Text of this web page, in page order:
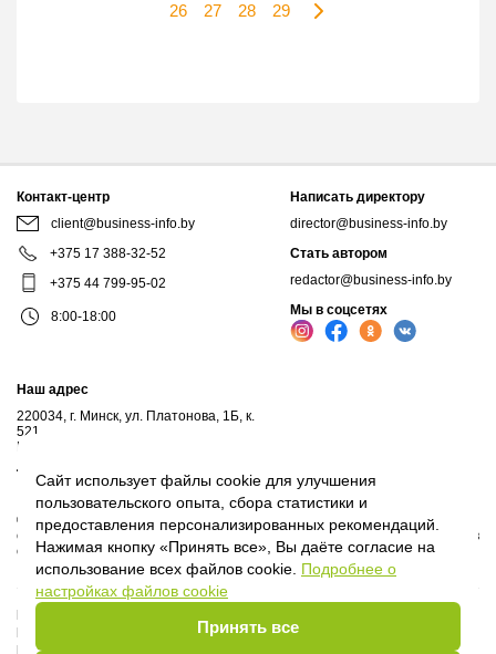
Сайт использует файлы cookie для улучшения
пользовательского опыта, сбора статистики и
предоставления персонализированных рекомендаций.
Нажимая кнопку «Принять все», Вы даёте согласие на
использование всех файлов cookie. Подробнее о
настройках файлов cookie
Принять все
26
27 28 29
© 2017-2026, ООО "Профессиональные правовые системы", входит в
структуру компаний Владимира Гревцова. Воспроизведение материалов
сайта без письменного согласия владельца запрещено.
Контакт-центр
client@business-info.by
+375 17 388-32-52
+375 44 799-95-02
8:00-18:00
Написать директору
director@business-info.by
Стать автором
redactor@business-info.by
Мы в соцсетях
Наш адрес
220034, г. Минск, ул. Платонова, 1Б, к.
521
Почтовый адрес: а/я 102, 220034, г.Минск
Личный кабинет
Политика видеонаблюдения
Пользовательское соглашение